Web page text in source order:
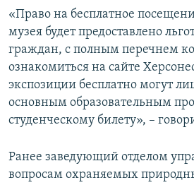
«Право на бесплатное
музея будет предоставлено
граждан, с полным перечнем
ознакомиться на сайте
экспозиции бесплатно могут
основным образовательным
студенческому билету», –
Ранее заведующий отделом
вопросам охраняемых